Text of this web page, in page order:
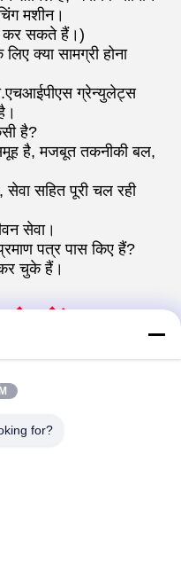
मशीन।
कर सकते हैं।)
क्या सामग्री होना
ग्रेन्युलेट्स
है?
समूह है, मजबूत तकनीकी बल,
सेवा सहित पूरी चल रही
सेवा।
पत्र पास किए हैं?
चुके हैं।
for?